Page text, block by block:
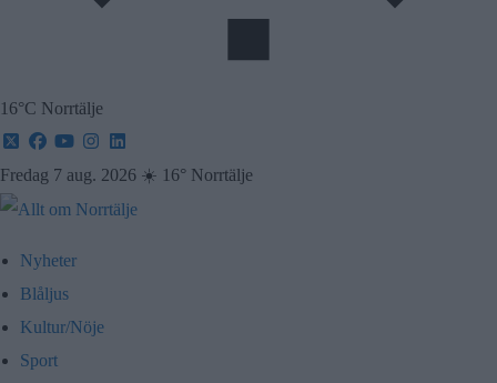
16°C Norrtälje
Fredag 7 aug. 2026 ☀️ 16° Norrtälje
Nyheter
Blåljus
Kultur/Nöje
Sport